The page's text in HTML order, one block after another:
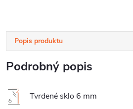
Popis produktu
Podrobný popis
Tvrdené sklo 6 mm